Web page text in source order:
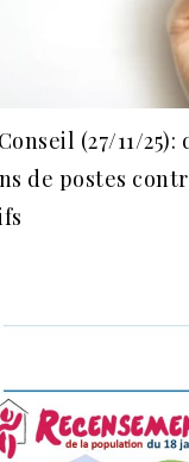
(27/11/25):
de postes